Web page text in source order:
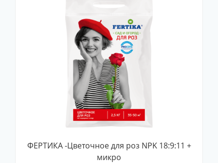
ФЕРТИКА -Цветочное для роз NPK 18:9:11 +
микро